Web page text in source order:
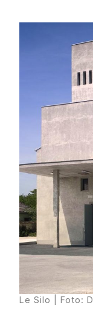
Le Silo | Foto: